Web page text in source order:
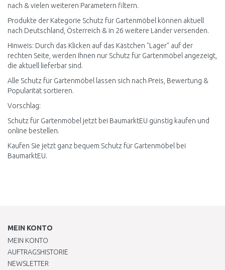
nach & vielen weiteren Parametern filtern.
Produkte der Kategorie Schutz für Gartenmöbel können aktuell
nach Deutschland, Österreich & in 26 weitere Länder versenden.
Hinweis: Durch das Klicken auf das Kästchen "Lager" auf der
rechten Seite, werden Ihnen nur Schutz für Gartenmöbel angezeigt,
die aktuell lieferbar sind.
Alle Schutz für Gartenmöbel lassen sich nach Preis, Bewertung &
Popularität sortieren.
Vorschlag:
Schutz für Gartenmöbel jetzt bei BaumarktEU günstig kaufen und
online bestellen.
Kaufen Sie jetzt ganz bequem Schutz für Gartenmöbel bei
BaumarktEU.
MEIN KONTO
MEIN KONTO
AUFTRAGSHISTORIE
NEWSLETTER